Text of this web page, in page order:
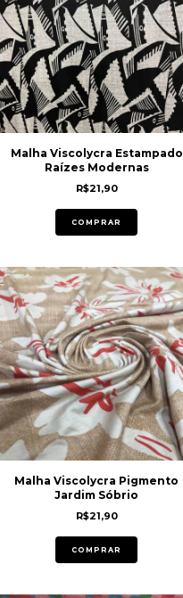
Malha Viscolycra Estampado
Raízes Modernas
R$21,90
COMPRAR
Malha Viscolycra Pigmento
Jardim Sóbrio
R$21,90
COMPRAR